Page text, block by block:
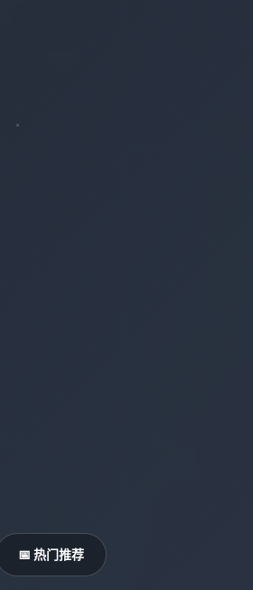
📅 热门推荐